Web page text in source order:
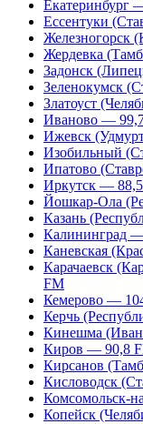
Екатеринбург
Ессентуки
Железногорск
Жердевка
Задонск
Зеленокумск
Златоуст
Иваново —
Ижевск
Изобильный
Ипатово
Иркутск —
Йошкар-Ола
Казань
Калининград
Каневская
Карачаевск
FM
Кемерово —
Керчь
Кинешма
Киров — 90,8
Кирсанов
Кисловодск
Комсомольск-
Копейск